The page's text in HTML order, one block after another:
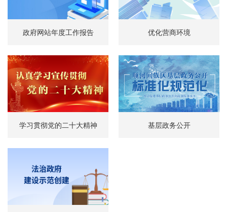
政府网站年度工作报告 优化营商环境
学习贯彻党的二十大精神 基层政务公开